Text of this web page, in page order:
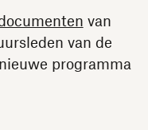
van
van de
programma